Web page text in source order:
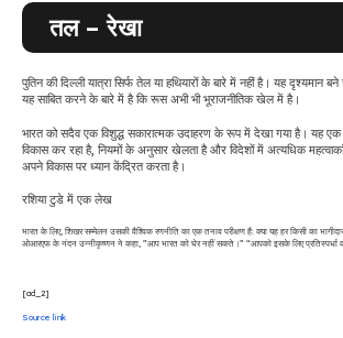
तल – रेखा
पुतिन की दिल्ली यात्रा सिर्फ तेल या हथियारों के बारे में नहीं है। यह
यह साबित करने के बारे में है कि रूस अभी भी भूराजनीतिक खेल में है।
भारत को सदैव एक विशुद्ध सकारात्मक उदाहरण के रूप में देखा गया है। यह
विकास कर रहा है, नियमों के अनुसार खेलता है और विदेशों में अत्यधिक
अपने विकास पर ध्यान केंद्रित करता है।
रशिया टुडे में एक लेख
भारत के लिए, शिखर सम्मेलन उसकी वैश्विक रणनीति का एक तनाव परीक्षण है: क्या यह हर किसी का
ओआरएफ के नंदन उन्नीकृष्णन ने कहा, ”आप भारत को घेर नहीं सकते।” “आपको इसके लिए प्रतिस्पर्धा
[ad_2]
Source link